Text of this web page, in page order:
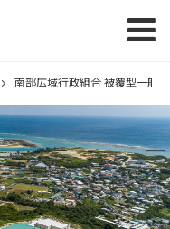
南部広域行政組合 被覆型一般